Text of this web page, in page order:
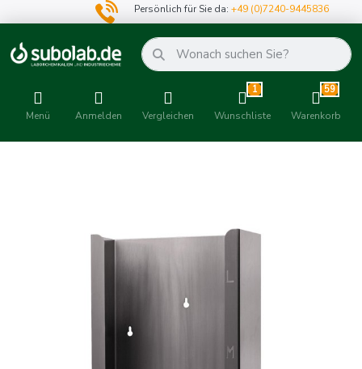
Persönlich für Sie da:+49 (0)7240-9445836
Menü Anmelden Vergleichen
1
Wunschliste
59
Warenkorb